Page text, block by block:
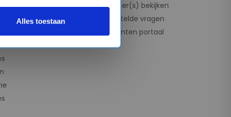
Alles toestaan
Mijn dossier(s) bekijken
Veelgestelde vragen
Reisagenten portaal